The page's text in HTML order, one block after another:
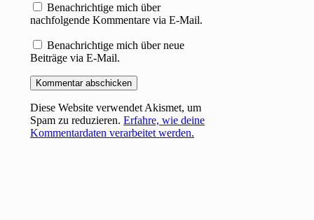
Benachrichtige mich über
nachfolgende Kommentare via E-Mail.
Benachrichtige mich über neue
Beiträge via E-Mail.
Diese Website verwendet Akismet, um
Spam zu reduzieren.Erfahre, wie deine
Kommentardaten verarbeitet werden.